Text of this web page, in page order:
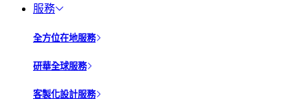
服務
全方位在地服務
研華全球服務
客製化設計服務